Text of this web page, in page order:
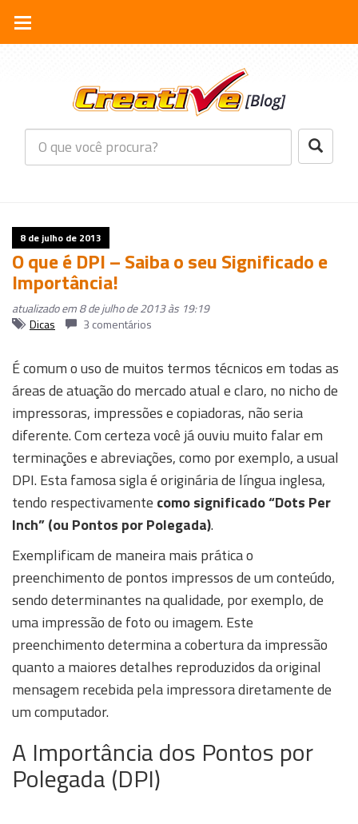
8 de julho de 2013
O que é DPI – Saiba o seu Significado e
Importância!
atualizado em 8 de julho de 2013 às 19:19
Dicas
3 comentários
É comum o uso de muitos termos técnicos em todas as
áreas de atuação do mercado atual e claro, no nicho de
impressoras, impressões e copiadoras, não seria
diferente. Com certeza você já ouviu muito falar em
terminações e abreviações, como por exemplo, a usual
DPI. Esta famosa sigla é originária de língua inglesa,
tendo respectivamente como significado “Dots Per
Inch” (ou Pontos por Polegada).
Exemplificam de maneira mais prática o
preenchimento de pontos impressos de um conteúdo,
sendo determinantes na qualidade, por exemplo, de
uma impressão de foto ou imagem. Este
preenchimento determina a cobertura da impressão
quanto a maiores detalhes reproduzidos da original
mensagem recebida pela impressora diretamente de
um computador.
A Importância dos Pontos por
Polegada (DPI)